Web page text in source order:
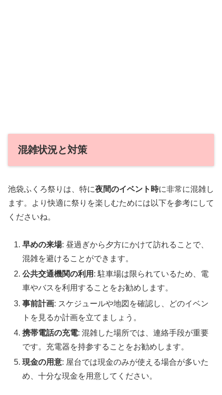
混雑状況と対策
池袋ふくろ祭りは、特に夜間のイベント時に非常に混雑し
ます。より快適に祭りを楽しむためには以下を参考にして
くださいね。
早めの来場: 昼過ぎから夕方にかけて訪れることで、
混雑を避けることができます。
公共交通機関の利用 : 駐車場は限られているため、電
車やバスを利用することをお勧めします。
事前計画: スケジュールや地図を確認し、どのイベン
トを見るか計画を立てましょう。
携帯電話の充電: 混雑した場所では、連絡手段が重要
です。充電器を持参することをお勧めします。
現金の用意: 屋台では現金のみが使える場合が多いた
め、十分な現金を用意してください。